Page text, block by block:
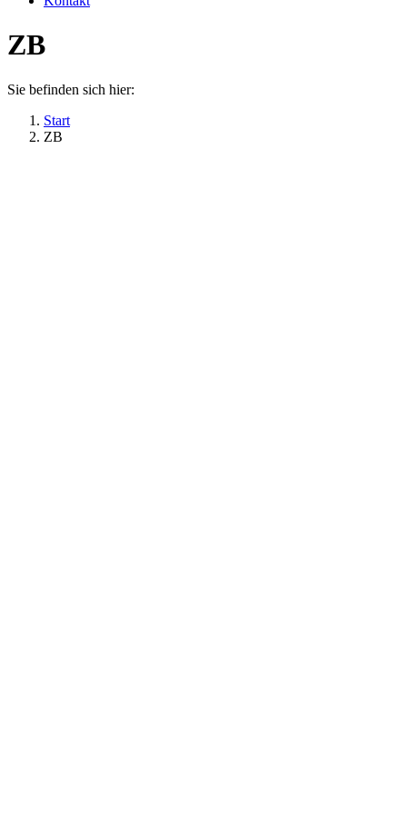
ZB
Sie befinden sich hier:
Start
ZB